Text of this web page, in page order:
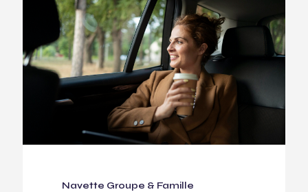
Navette Groupe & Famille